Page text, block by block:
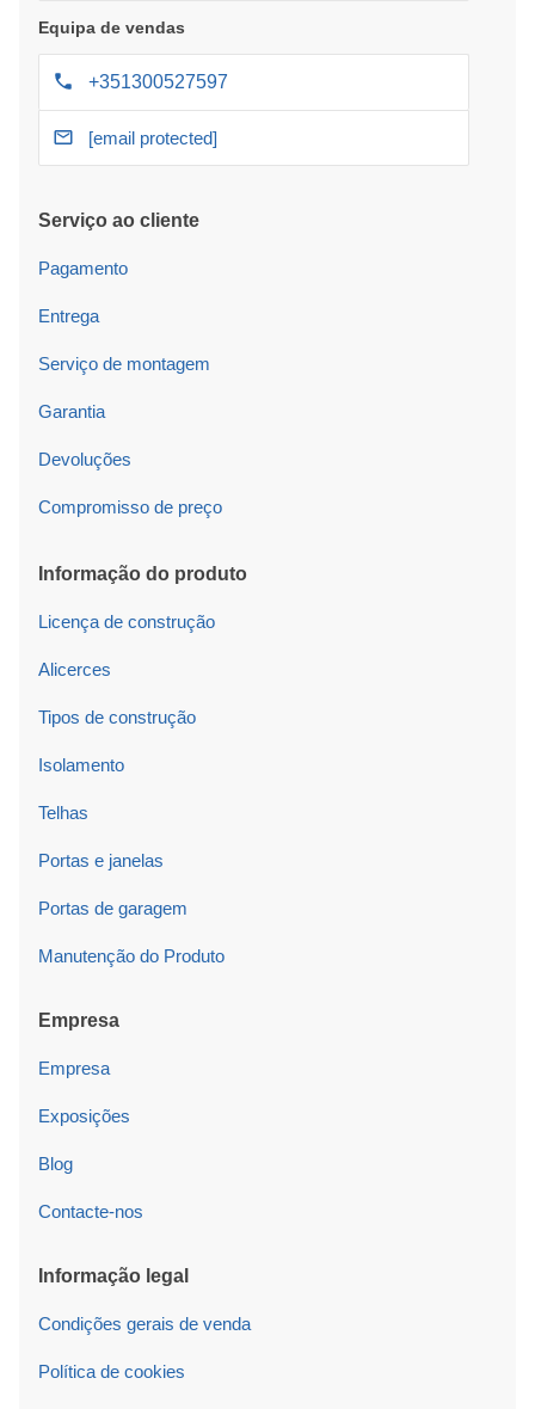
Equipa de vendas
+351300527597
[email protected]
Serviço ao cliente
Pagamento
Entrega
Serviço de montagem
Garantia
Devoluções
Compromisso de preço
Informação do produto
Licença de construção
Alicerces
Tipos de construção
Isolamento
Telhas
Portas e janelas
Portas de garagem
Manutenção do Produto
Empresa
Empresa
Exposições
Blog
Contacte-nos
Informação legal
Condições gerais de venda
Política de cookies